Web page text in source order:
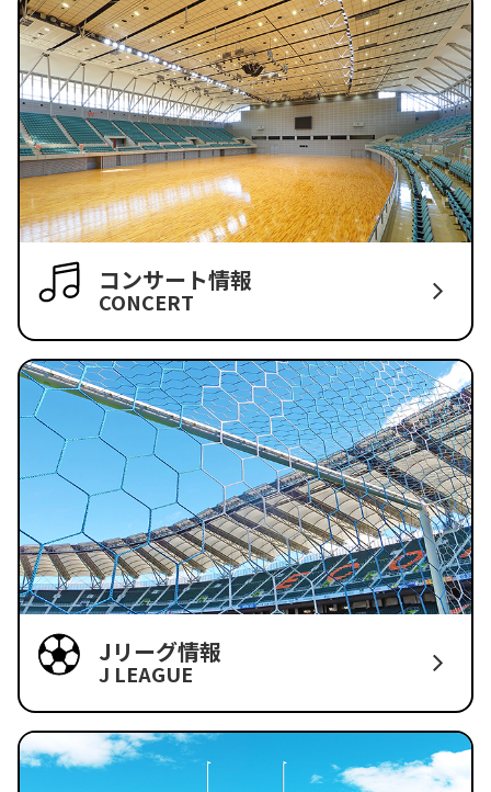
コンサート情報
CONCERT
Jリーグ情報
J LEAGUE